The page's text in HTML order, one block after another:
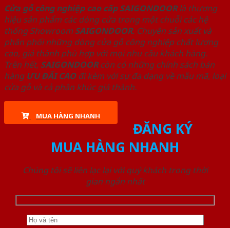
Cửa gỗ công nghiệp cao cấp SAIGONDOORlà thương
hiệu sản phẩm các dòng cửa trong một chuỗi các hệ
thống Showroom SAIGONDOOR. Chuyên sản xuất và
phân phối những dòng cửa gỗ công nghiệp chất lượng
cao, giá thành phù hợp với mọi nhu cầu khách hàng.
Trên hết, SAIGONDOORcòn có những chính sách bán
hàng ƯU ĐÃI CAOđi kèm với sự đa dạng về mẫu mã, loại
cửa gỗ và cả phân khúc giá thành.
MUA HÀNG NHANH
ĐĂNG KÝ
MUA HÀNG NHANH
Chúng tôi sẽ liên lạc lại với quý khách trong thời
gian ngắn nhất